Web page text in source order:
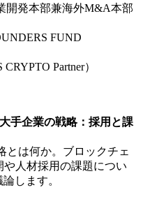
開発本部兼海外M&A本部
FUND
Partner）
手企業の戦略：採用と課
とは何か。ブロックチェ
人材採用の課題につい
します。